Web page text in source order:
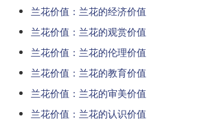
兰花价值：兰花的经济价值
兰花价值：兰花的观赏价值
兰花价值：兰花的伦理价值
兰花价值：兰花的教育价值
兰花价值：兰花的审美价值
兰花价值：兰花的认识价值